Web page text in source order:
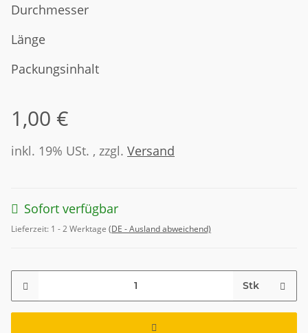
Durchmesser
Länge
Packungsinhalt
1,00 €
inkl. 19% USt. , zzgl. Versand
Sofort verfügbar
Lieferzeit: 1 - 2 Werktage (DE - Ausland abweichend)
Stk